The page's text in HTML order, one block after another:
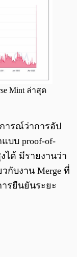
Mint ล่าสุด
ารณ์ว่าการอัป
บบ proof-of-
ได้ มีรายงานว่า
บงาน Merge ที่
รยืนยันระยะ